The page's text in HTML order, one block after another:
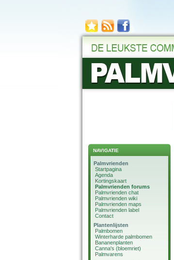
NAVIGATIE
Palmvrienden
Startpagina
Agenda
Kortingskaart
Palmvrienden forums
Palmvrienden chat
Palmvrienden wiki
Palmvrienden maps
Palmvrienden label
Contact
Plantenlijsten
Palmbomen
Winterharde palmbomen
Bananenplanten
Canna's (bloemriet)
Palmvarens